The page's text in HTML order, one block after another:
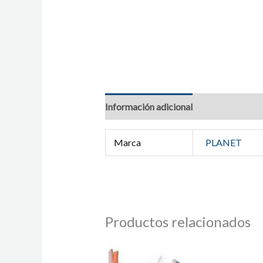
Información adicional
Marca PLANET
Productos relacionados